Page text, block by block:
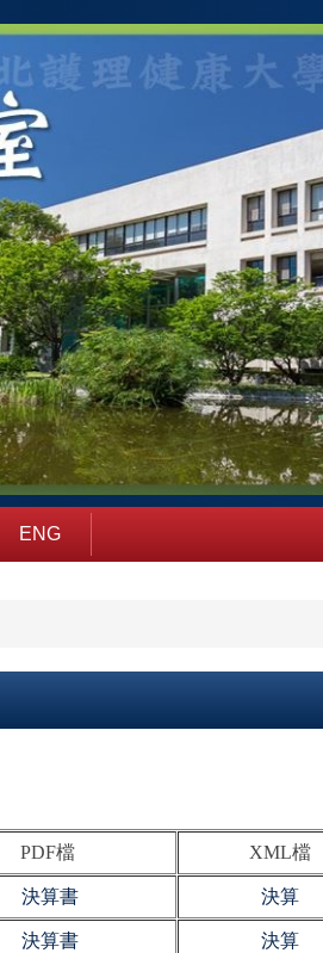
ENG
PDF檔 XML檔
決算書 決算
決算書 決算